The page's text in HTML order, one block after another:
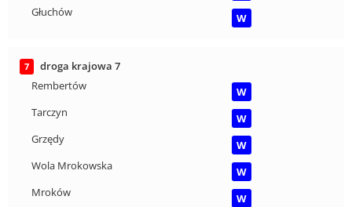
Głuchów
W
7
droga krajowa 7
Rembertów
W
Tarczyn
W
Grzędy
W
Wola Mrokowska
W
Mroków
W